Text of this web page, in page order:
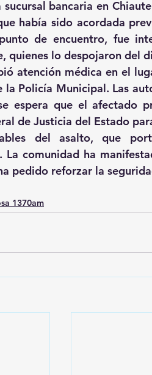
sucursal bancaria en
había sido acordada
de encuentro, fue
quienes lo despojaron del
atención médica en el
la Policía Municipal. Las
espera que el afectado
de Justicia del Estado
del asalto, que
La comunidad ha
pedido reforzar la
1370am